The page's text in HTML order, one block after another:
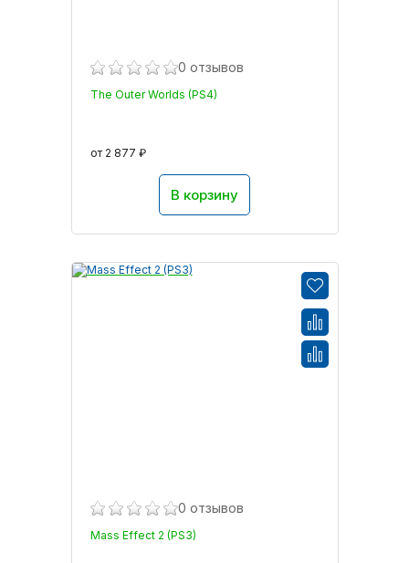
0 отзывов
The Outer Worlds (PS4)
от 2 877 ₽
В корзину
0 отзывов
Mass Effect 2 (PS3)